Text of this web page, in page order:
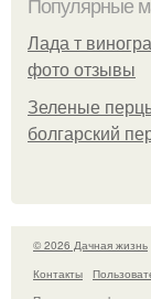
Популярные
Лада т
фото отзывы
Зеленые
болгарский
© 2026 Дачная жизнь
Контакты